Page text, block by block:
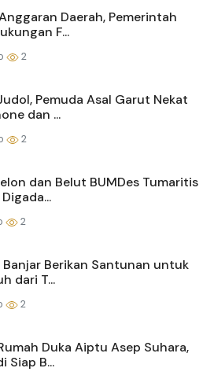
Daerah, Pemerintah
F...
2
Pemuda Asal Garut Nekat
dan ...
2
dan Belut BUMDes Tumaritis
2
Banjar Berikan Santunan untuk
dari T...
2
Duka Aiptu Asep Suhara,
Siap B...